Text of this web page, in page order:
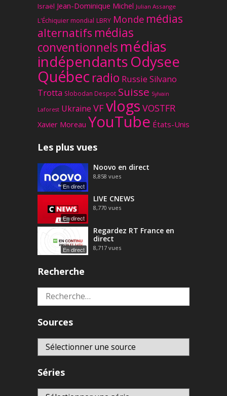
Israël Jean-Dominique Michel Julian Assange
L'Échiquier mondial LBRY Monde médias
alternatifs médias
conventionnels médias
indépendantsOdysee
Québec radio Russie Silvano
Trotta Slobodan Despot Suisse Sylvain
Laforest Ukraine VFvlogs VOSTFR
Xavier Moreau YouTube États-Unis
Les plus vues
En direct
Noovo en direct
8,858 vues
En direct
LIVE CNEWS
8,770 vues
En direct
Regardez RT France en
direct
8,717 vues
Recherche
Rechercher :
Sources
Séries